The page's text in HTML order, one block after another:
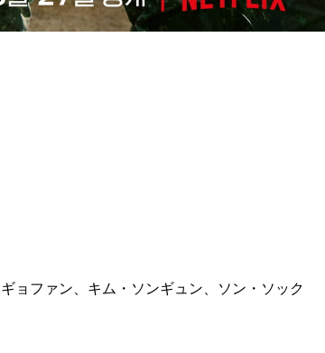
ョファン、キム・ソンギュン、ソン・ソック